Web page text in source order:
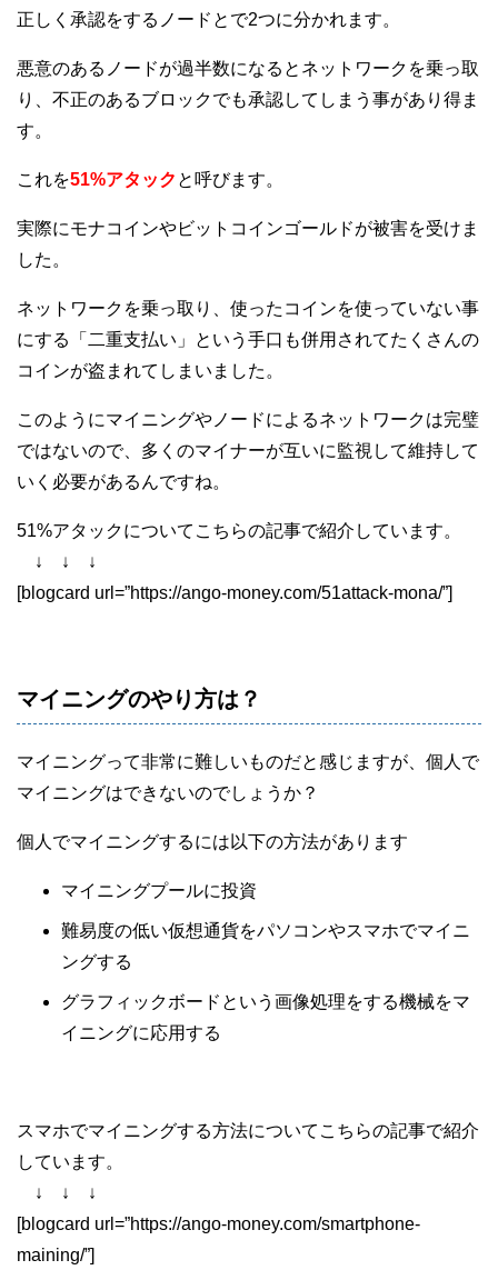
正しく承認をするノードとで2つに分かれます。
悪意のあるノードが過半数になるとネットワークを乗っ取
り、不正のあるブロックでも承認してしまう事があり得ま
す。
これを51%アタック と呼びます。
実際にモナコインやビットコインゴールドが被害を受けま
した。
ネットワークを乗っ取り、使ったコインを使っていない事
にする「二重支払い」という手口も併用されてたくさんの
コインが盗まれてしまいました。
このようにマイニングやノードによるネットワークは完璧
ではないので、多くのマイナーが互いに監視して維持して
いく必要があるんですね。
51%アタックについてこちらの記事で紹介しています。
↓ ↓ ↓
[blogcard url=”https://ango-money.com/51attack-mona/”]
マイニングのやり方は？
マイニングって非常に難しいものだと感じますが、個人で
マイニングはできないのでしょうか？
個人でマイニングするには以下の方法があります
マイニングプールに投資
難易度の低い仮想通貨をパソコンやスマホでマイニ
ングする
グラフィックボードという画像処理をする機械をマ
イニングに応用する
スマホでマイニングする方法についてこちらの記事で紹介
しています。
↓ ↓ ↓
[blogcard url=”https://ango-money.com/smartphone-
maining/”]